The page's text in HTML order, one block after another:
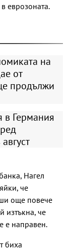
еврозоната.
на
от
продължи
Германия
Нагел
че
още повече
изтъкна, че
е направен.
биха